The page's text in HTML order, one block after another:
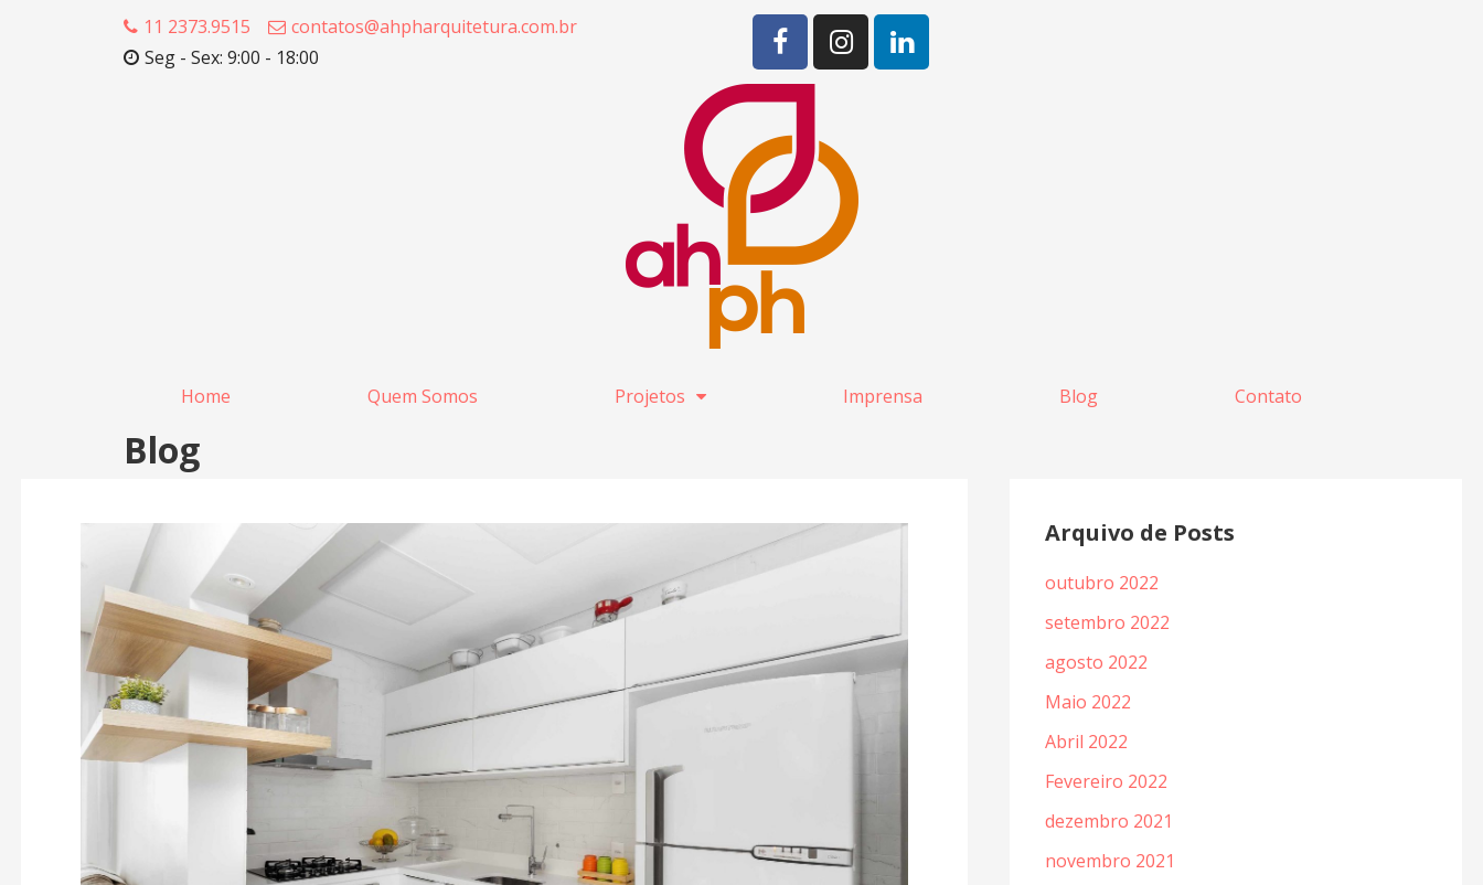
11 2373.9515
contatos@ahpharquitetura.com.br
Seg - Sex: 9:00 - 18:00
Home Quem Somos Projetos Imprensa Blog Contato
Blog
Arquivo de Posts
outubro 2022
setembro 2022
agosto 2022
Maio 2022
Abril 2022
Fevereiro 2022
dezembro 2021
novembro 2021